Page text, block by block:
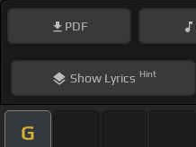
PDF
ShowLyrics Hint
G